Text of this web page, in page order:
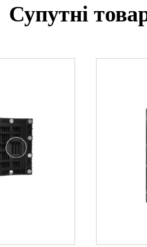
Супутні